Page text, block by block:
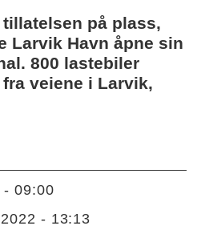
på plass,
Larvik Havn åpne sin
800 lastebiler
veiene i Larvik,
- 09:00
- 13:13